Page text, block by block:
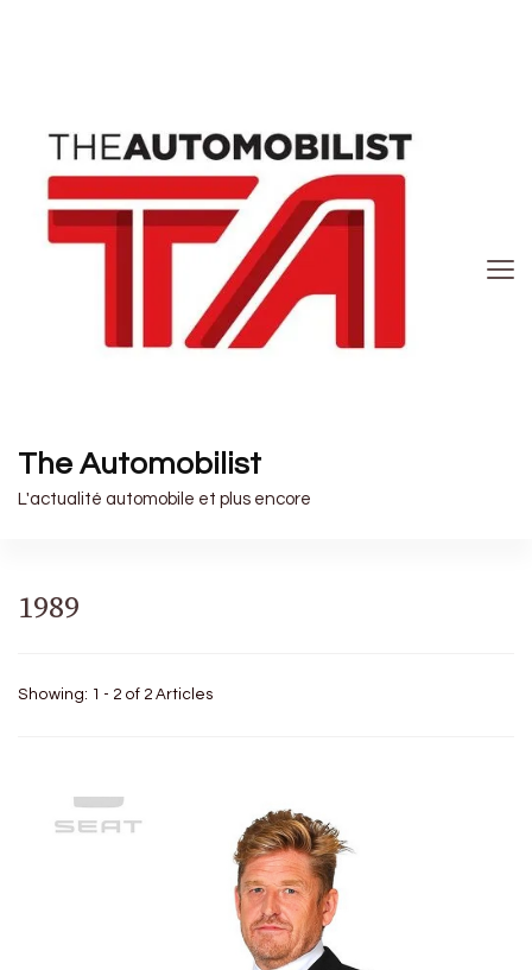
The Automobilist
L'actualité automobile et plus encore
1989
Showing: 1 - 2 of 2 Articles